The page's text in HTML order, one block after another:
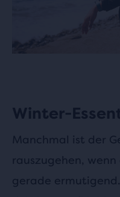
Winter-
Manchmal ist der
rauszugehen,
gerade